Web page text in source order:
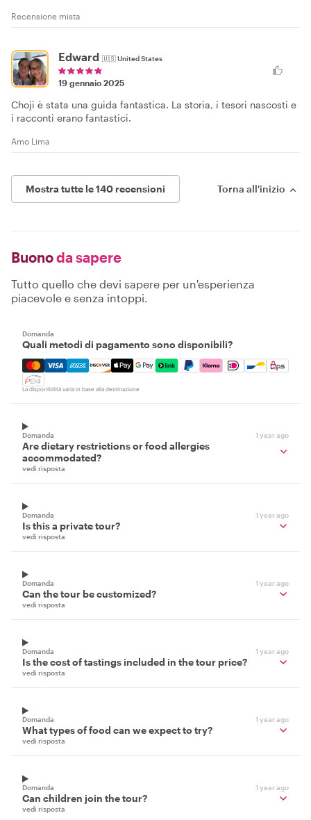
Recensione mista
Edward 🇺🇸United States
19 gennaio 2025
Choji è stata una guida fantastica. La storia, i tesori nascosti e
i racconti erano fantastici.
Amo Lima
Mostra tutte le 140 recensioni Torna all'inizio
Buonoda sapere
Tutto quello che devi sapere per un'esperienza
piacevole e senza intoppi.
Domanda
Quali metodi di pagamento sono disponibili?
Mastercard, Visa, Amex, Discover, Apple Pay, Google
La disponibilità varia in base alla destinazione
Domanda 1 year ago
Are dietary restrictions or food allergies
accommodated?
vedi risposta
Domanda 1 year ago
Is this a private tour?
vedi risposta
Domanda 1 year ago
Can the tour be customized?
vedi risposta
Domanda 1 year ago
Is the cost of tastings included in the tour price?
vedi risposta
Domanda 1 year ago
What types of food can we expect to try?
vedi risposta
Domanda 1 year ago
Can children join the tour?
vedi risposta